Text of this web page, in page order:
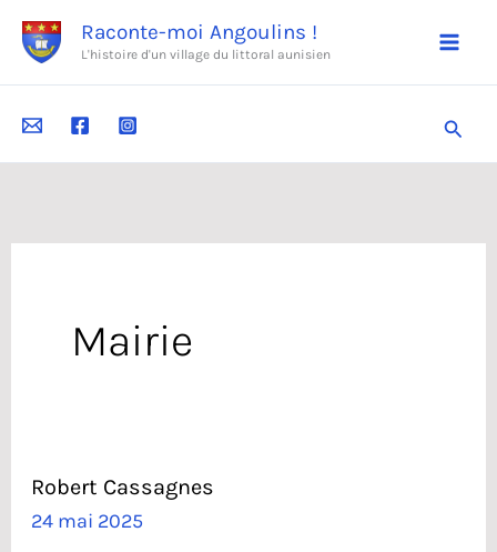
Aller
contenu
Raconte-moi Angoulins !
L'histoire d'un village du littoral aunisien
Mairie
Robert Cassagnes
24 mai 2025